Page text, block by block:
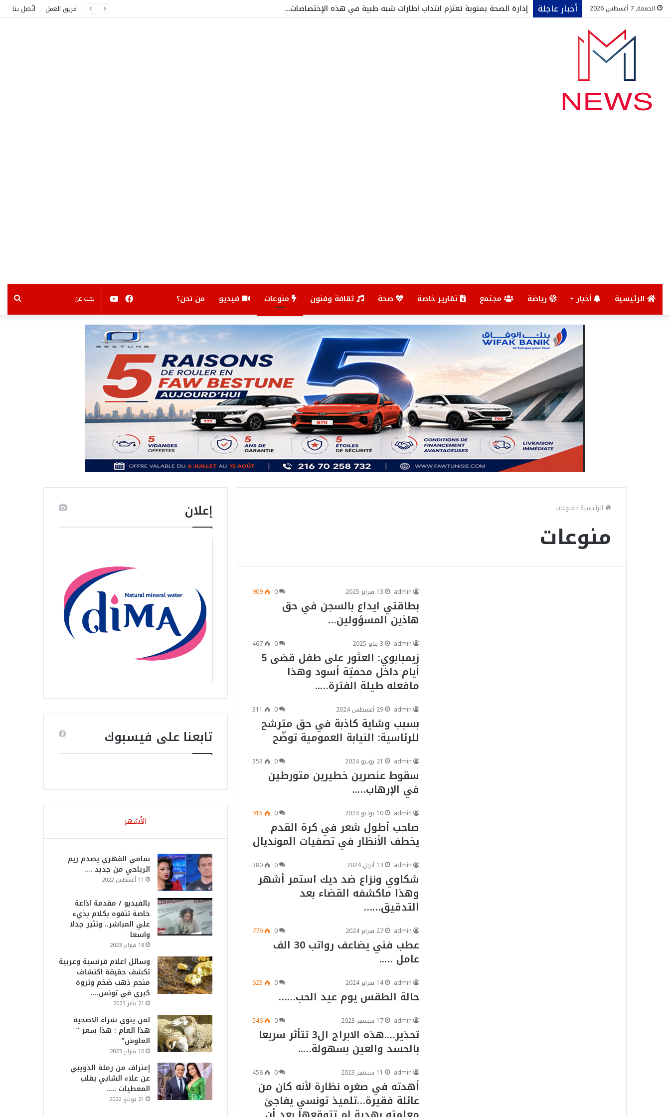
الجمعة, 7 أغسطس 2026 أخبار عاجلة إدارة الصحة بمنوبة تعتزم انتداب اطارات شبه طبية في هذه الإختصاصات… فريق العمل اتّصل بنا
الرئيسية أخبار رياضة مجتمع تقارير خاصة صحة ثقافة وفنون منوعات فيديو من نحن؟ بحث يوتيوبفيسبوك
الرئيسية/منوعات
منوعات
admin 13 فبراير 2025 0
909
بطاقتي ايداع بالسجن في حق
هاذين المسؤولين…
admin 3 يناير 2025 0
467
زيمبابوي: العثور على طفل قضى 5
أيام داخل محميّة أسود وهذا
مافعله طيلة الفترة…..
admin 29 أغسطس 2024 0
311
بسبب وشاية كاذبة في حق مترشح
للرئاسية: النيابة العمومية توضّح
admin 21 يونيو 2024 0
353
سقوط عنصرين خطيرين متورطين
في الإرهاب…..
admin 10 يونيو 2024 0
915
صاحب أطول شعر في كرة القدم
يخطف الأنظار في تصفيات المونديال
admin 13 أبريل 2024 0
380
شكاوي ونزاع ضد ديك استمر أشهر
وهذا ماكشفه القضاء بعد
التدقيق……
admin 27 فبراير 2024 0
779
عطب فني يضاعف رواتب 30 الف
عامل …..
admin 14 فبراير 2024 0
623
حالة الطقس يوم عيد الحب……
admin 17 سبتمبر 2023 0
546
تحذير….هذه الابراج ال3 تتأثر سريعا
بالحسد والعين بسهولة…..
admin 11 سبتمبر 2023 0
458
أهدته في صغره نظارة لأنه كان من
عائلة فقيرة…تلميذ تونسي يفاجئ
إعلان
تابعنا على فيسبوك
الأشهر
سامي الفهري يصدم ريم
الرياحي من جديد ….
11 أغسطس 2022
بالفيديو / مقدمة اذاعة
خاصة تتفوه بكلام بذيء
علي المباشر.. وتثير جدلا
واسعا
18 فبراير 2023
وسائل اعلام فرنسية وعربية
تكشف حقيقة اكتشاف
منجم ذهب ضخم وثروة
كبرى في تونس….
21 يناير 2023
لمن ينوي شراء الاضحية
هذا العام : هذا سعر ”
العلوش”
10 فبراير 2023
إعتراف من رملة الذويبي
عن علاء الشابي يقلب
المعطيات …..
21 يوليو 2022